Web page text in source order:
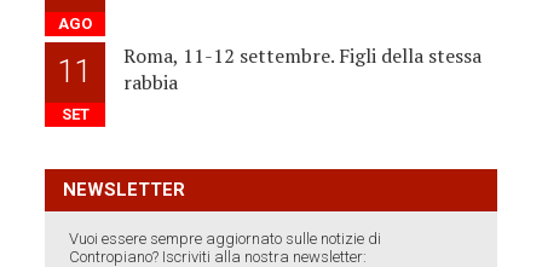
AGO
11
SET
Roma, 11-12 settembre. Figli della stessa
rabbia
NEWSLETTER
Vuoi essere sempre aggiornato sulle notizie di
Contropiano? Iscriviti alla nostra newsletter: